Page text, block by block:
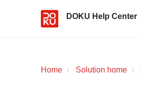
DOKU Help Center
Home Solution home